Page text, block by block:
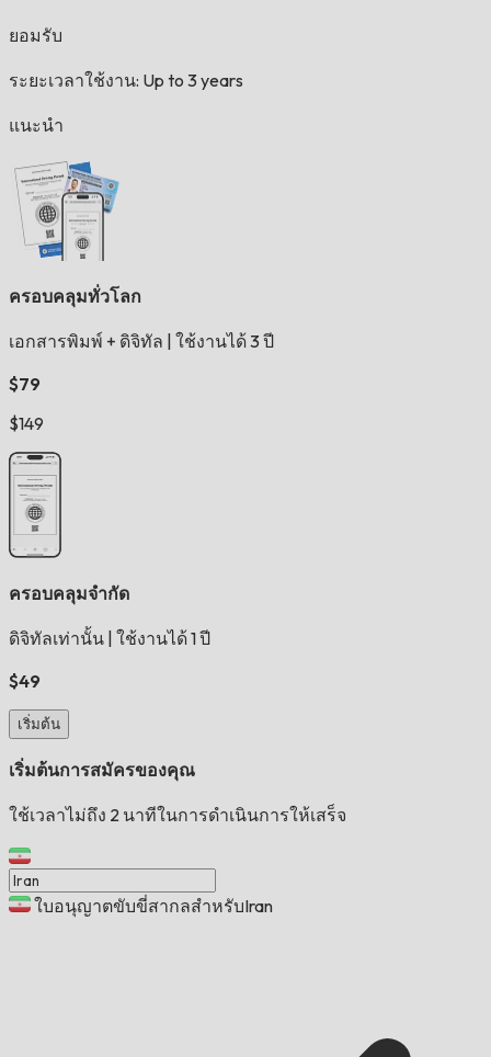
ยอมรับ
ระยะเวลาใช้งาน: Up to 3 years
แนะนำ
ครอบคลุมทั่วโลก
เอกสารพิมพ์ + ดิจิทัล ใช้งานได้ 3 ปี
$79
$149
ครอบคลุมจำกัด
ดิจิทัลเท่านั้น ใช้งานได้ 1 ปี
$49
เริ่มต้น
เริ่มต้นการสมัครของคุณ
ใช้เวลาไม่ถึง 2 นาทีในการดำเนินการให้เสร็จ
ใบอนุญาตขับขี่สากลสำหรับIran